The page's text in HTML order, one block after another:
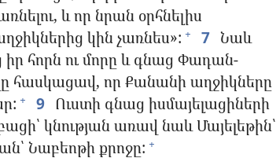
և որ նրան օրհնելիս
կին չառնես»: + 7 Նաև
հորն ու մորը և գնաց Փադան-
հասկացավ, որ Քանանի աղջիկները
+ 9 Ուստի գնաց իսմայելացիների
կնության առավ նաև Մայելեթին՝
Նաբեոթի քրոջը: +